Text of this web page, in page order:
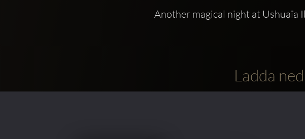
Another magical night at Ushuaïa
Ladda